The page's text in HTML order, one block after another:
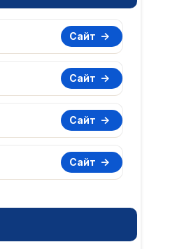
Сайт
Сайт
Сайт
Сайт